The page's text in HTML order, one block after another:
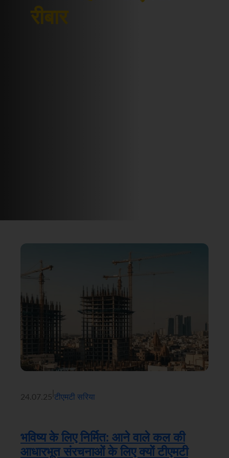
रीबार
24.07.25 टीएमटी सरिया
भविष्य के लिए निर्मित: आने वाले कल की
आधारभूत संरचनाओं के लिए क्यों टीएमटी